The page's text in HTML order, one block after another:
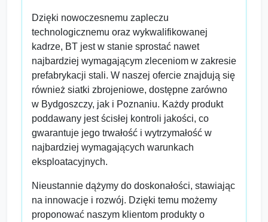
Dzięki nowoczesnemu zapleczu
technologicznemu oraz wykwalifikowanej
kadrze, BT jest w stanie sprostać nawet
najbardziej wymagającym zleceniom w zakresie
prefabrykacji stali. W naszej ofercie znajdują się
również siatki zbrojeniowe, dostępne zarówno
w Bydgoszczy, jak i Poznaniu. Każdy produkt
poddawany jest ścisłej kontroli jakości, co
gwarantuje jego trwałość i wytrzymałość w
najbardziej wymagających warunkach
eksploatacyjnych.
Nieustannie dążymy do doskonałości, stawiając
na innowacje i rozwój. Dzięki temu możemy
proponować naszym klientom produkty o